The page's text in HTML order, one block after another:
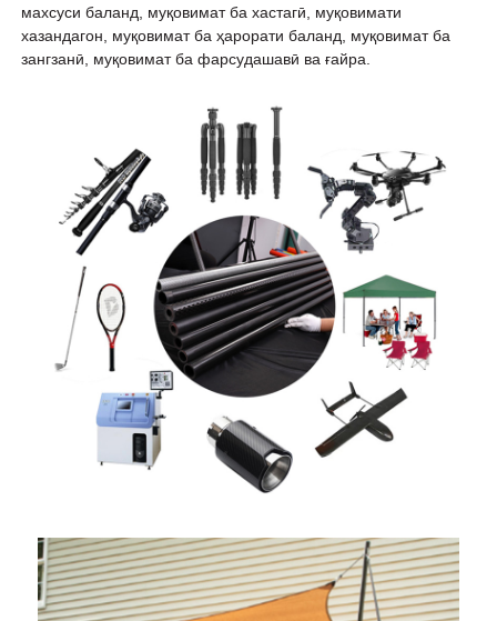
махсуси баланд, муқовимат ба хастагӣ, муқовимати
хазандагон, муқовимат ба ҳарорати баланд, муқовимат ба
зангзанӣ, муқовимат ба фарсудашавӣ ва ғайра.